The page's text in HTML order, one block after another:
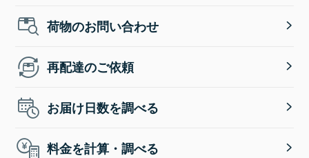
荷物のお問い合わせ
再配達のご依頼
お届け日数を調べる
料金を計算・調べる